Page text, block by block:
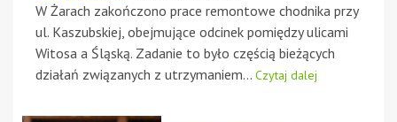
W Żarach zakończono prace remontowe chodnika przy
ul. Kaszubskiej, obejmujące odcinek pomiędzy ulicami
Witosa a Śląską. Zadanie to było częścią bieżących
działań związanych z utrzymaniem... Czytaj dalej